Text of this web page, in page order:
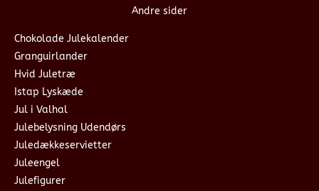
Andre sider
Chokolade Julekalender
Granguirlander
Hvid Juletræ
Istap Lyskæde
Jul i Valhal
Julebelysning Udendørs
Juledækkeservietter
Juleengel
Julefigurer